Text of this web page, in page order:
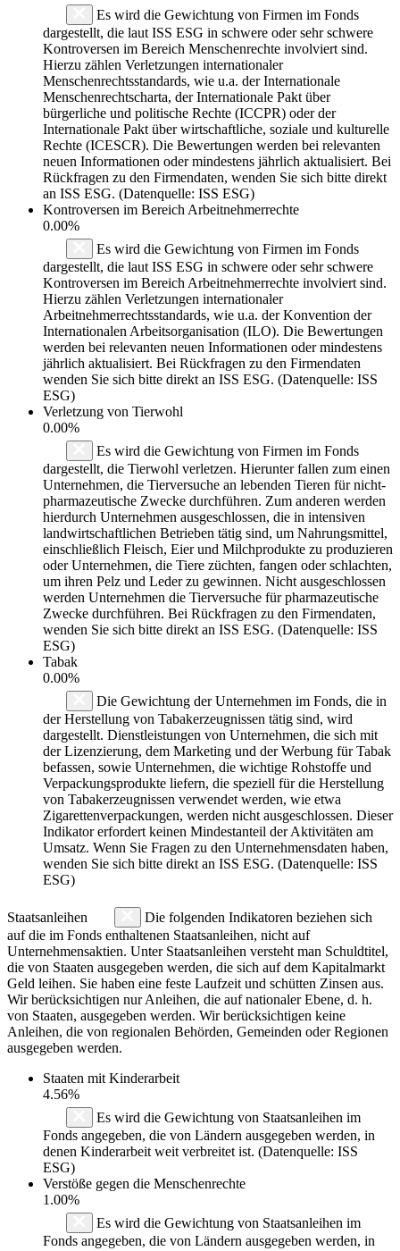
Es wird die Gewichtung von Firmen im Fonds
dargestellt, die laut ISS ESG in schwere oder sehr schwere
Kontroversen im Bereich Menschenrechte involviert sind.
Hierzu zählen Verletzungen internationaler
Menschenrechtsstandards, wie u.a. der Internationale
Menschenrechtscharta, der Internationale Pakt über
bürgerliche und politische Rechte (ICCPR) oder der
Internationale Pakt über wirtschaftliche, soziale und kulturelle
Rechte (ICESCR). Die Bewertungen werden bei relevanten
neuen Informationen oder mindestens jährlich aktualisiert. Bei
Rückfragen zu den Firmendaten, wenden Sie sich bitte direkt
an ISS ESG. (Datenquelle: ISS ESG)
Kontroversen im Bereich Arbeitnehmerrechte
0.00%
Es wird die Gewichtung von Firmen im Fonds
dargestellt, die laut ISS ESG in schwere oder sehr schwere
Kontroversen im Bereich Arbeitnehmerrechte involviert sind.
Hierzu zählen Verletzungen internationaler
Arbeitnehmerrechtsstandards, wie u.a. der Konvention der
Internationalen Arbeitsorganisation (ILO). Die Bewertungen
werden bei relevanten neuen Informationen oder mindestens
jährlich aktualisiert. Bei Rückfragen zu den Firmendaten
wenden Sie sich bitte direkt an ISS ESG. (Datenquelle: ISS
ESG)
Verletzung von Tierwohl
0.00%
Es wird die Gewichtung von Firmen im Fonds
dargestellt, die Tierwohl verletzen. Hierunter fallen zum einen
Unternehmen, die Tierversuche an lebenden Tieren für nicht-
pharmazeutische Zwecke durchführen. Zum anderen werden
hierdurch Unternehmen ausgeschlossen, die in intensiven
landwirtschaftlichen Betrieben tätig sind, um Nahrungsmittel,
einschließlich Fleisch, Eier und Milchprodukte zu produzieren
oder Unternehmen, die Tiere züchten, fangen oder schlachten,
um ihren Pelz und Leder zu gewinnen. Nicht ausgeschlossen
werden Unternehmen die Tierversuche für pharmazeutische
Zwecke durchführen. Bei Rückfragen zu den Firmendaten,
wenden Sie sich bitte direkt an ISS ESG. (Datenquelle: ISS
ESG)
Tabak
0.00%
Die Gewichtung der Unternehmen im Fonds, die in
der Herstellung von Tabakerzeugnissen tätig sind, wird
dargestellt. Dienstleistungen von Unternehmen, die sich mit
der Lizenzierung, dem Marketing und der Werbung für Tabak
befassen, sowie Unternehmen, die wichtige Rohstoffe und
Verpackungsprodukte liefern, die speziell für die Herstellung
von Tabakerzeugnissen verwendet werden, wie etwa
Zigarettenverpackungen, werden nicht ausgeschlossen. Dieser
Indikator erfordert keinen Mindestanteil der Aktivitäten am
Umsatz. Wenn Sie Fragen zu den Unternehmensdaten haben,
wenden Sie sich bitte direkt an ISS ESG. (Datenquelle: ISS
ESG)
Staatsanleihen
Die folgenden Indikatoren beziehen sich
auf die im Fonds enthaltenen Staatsanleihen, nicht auf
Unternehmensaktien. Unter Staatsanleihen versteht man Schuldtitel,
die von Staaten ausgegeben werden, die sich auf dem Kapitalmarkt
Geld leihen. Sie haben eine feste Laufzeit und schütten Zinsen aus.
Wir berücksichtigen nur Anleihen, die auf nationaler Ebene, d. h.
von Staaten, ausgegeben werden. Wir berücksichtigen keine
Anleihen, die von regionalen Behörden, Gemeinden oder Regionen
ausgegeben werden.
Staaten mit Kinderarbeit
4.56%
Es wird die Gewichtung von Staatsanleihen im
Fonds angegeben, die von Ländern ausgegeben werden, in
denen Kinderarbeit weit verbreitet ist. (Datenquelle: ISS
ESG)
Verstöße gegen die Menschenrechte
1.00%
Es wird die Gewichtung von Staatsanleihen im
Fonds angegeben, die von Ländern ausgegeben werden, in